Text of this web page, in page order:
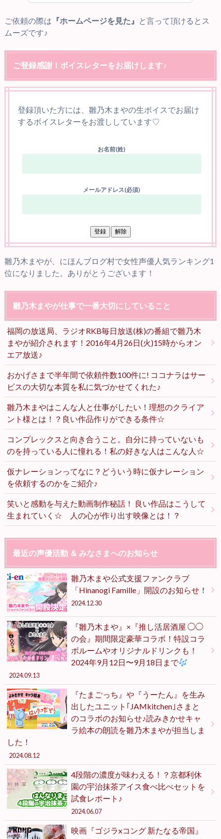
ご依頼の際は 『ホームページを見た』
と言って頂けるとス
ムーズです♪
ご登録感謝！ボイスレターをお届けします♪
登録頂いた方には、雛乃木まやの生ボイスでお届け
するボイスレターをお渡ししています♡
お名前(姓)
メールアドレス(必須)
雛乃木まやが、にほんブログ村で女性声優人気ランキング1
位になりました。ありがとうございます！
雛乃木まやが仕事で一番大切にしていること
福岡の放送局、ラジオRKB毎日放送(株)の番組で雛乃木
まやが紹介されます！2016年4月26日(火)15時からオン
エア放送♪
おかげさまで半年間で依頼件数100件に! ココナラはサー
ビスの大切な本質を私に気づかせてくれた♪
雛乃木まやはこんな人と仕事がしたい！理想のクライア
ント様とは！？良い作品作りができる条件☆
コンプレックスと向き合うこと。自分に持っていないも
のを持っている人に憧れる！私の好きな人はこんな人☆
仮ナレーションってなに？どういう時に仮ナレーション
を依頼するのかをご紹介♪
笑いと感動を与えた動画制作秘話！ 良い作品はこうして
生まれていく☆ 人の心が作り出す映像とは！？
最近の声優活動 ＆ みなさまへのお知らせ
雛乃木まや公式支援ファンクラブ
「Hinanogi Famille」開設のお知らせ！
2024.12.30
『雛乃木まや』×『推し活居酒屋 ◯◯
の会』期間限定豪華コラボ！特設コラ
ボルームやオリジナルドリンクも！
2024年9月12日〜9月18日まで
2024.09.13
『たまごっち』や『うーたん』を生み
出したユニット｢JAMkitchen｣さまと
のコラボのお知らせ♪読みきかせキャ
ラ絵本の朗読を雛乃木まやが担当しま
した！
2024.08.12
4段階の濃度が味わえる！？京都利休
園の宇治抹茶アイス食べ比べセットを
試食レポート♪
2024.06.07
映画『ゴジラxコング 新たなる帝国』